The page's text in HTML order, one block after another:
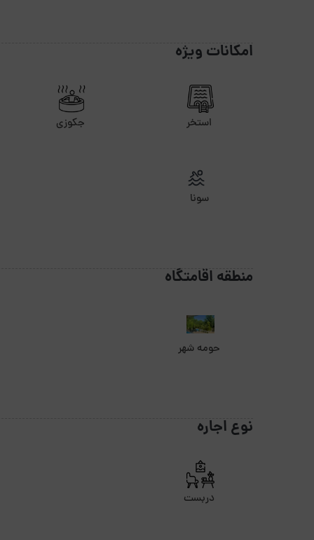
امکانات ویژه
استخر جکوزی
سونا
منطقه اقامتگاه
حومه شهر
نوع اجاره
دربست